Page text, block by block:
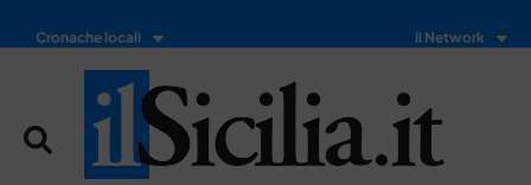
Cronache locali Il Network